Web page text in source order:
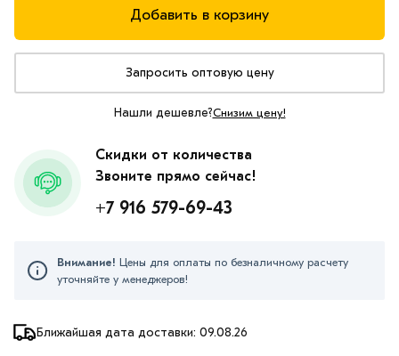
Ближайшая дата доставки: 09.08.26
Добавить в корзину
Запросить оптовую цену
Нашли дешевле?Снизим цену!
Скидки от количества
Звоните прямо сейчас!
+7 916 579-69-43
Внимание! Цены для оплаты по безналичному расчету
уточняйте у менеджеров!